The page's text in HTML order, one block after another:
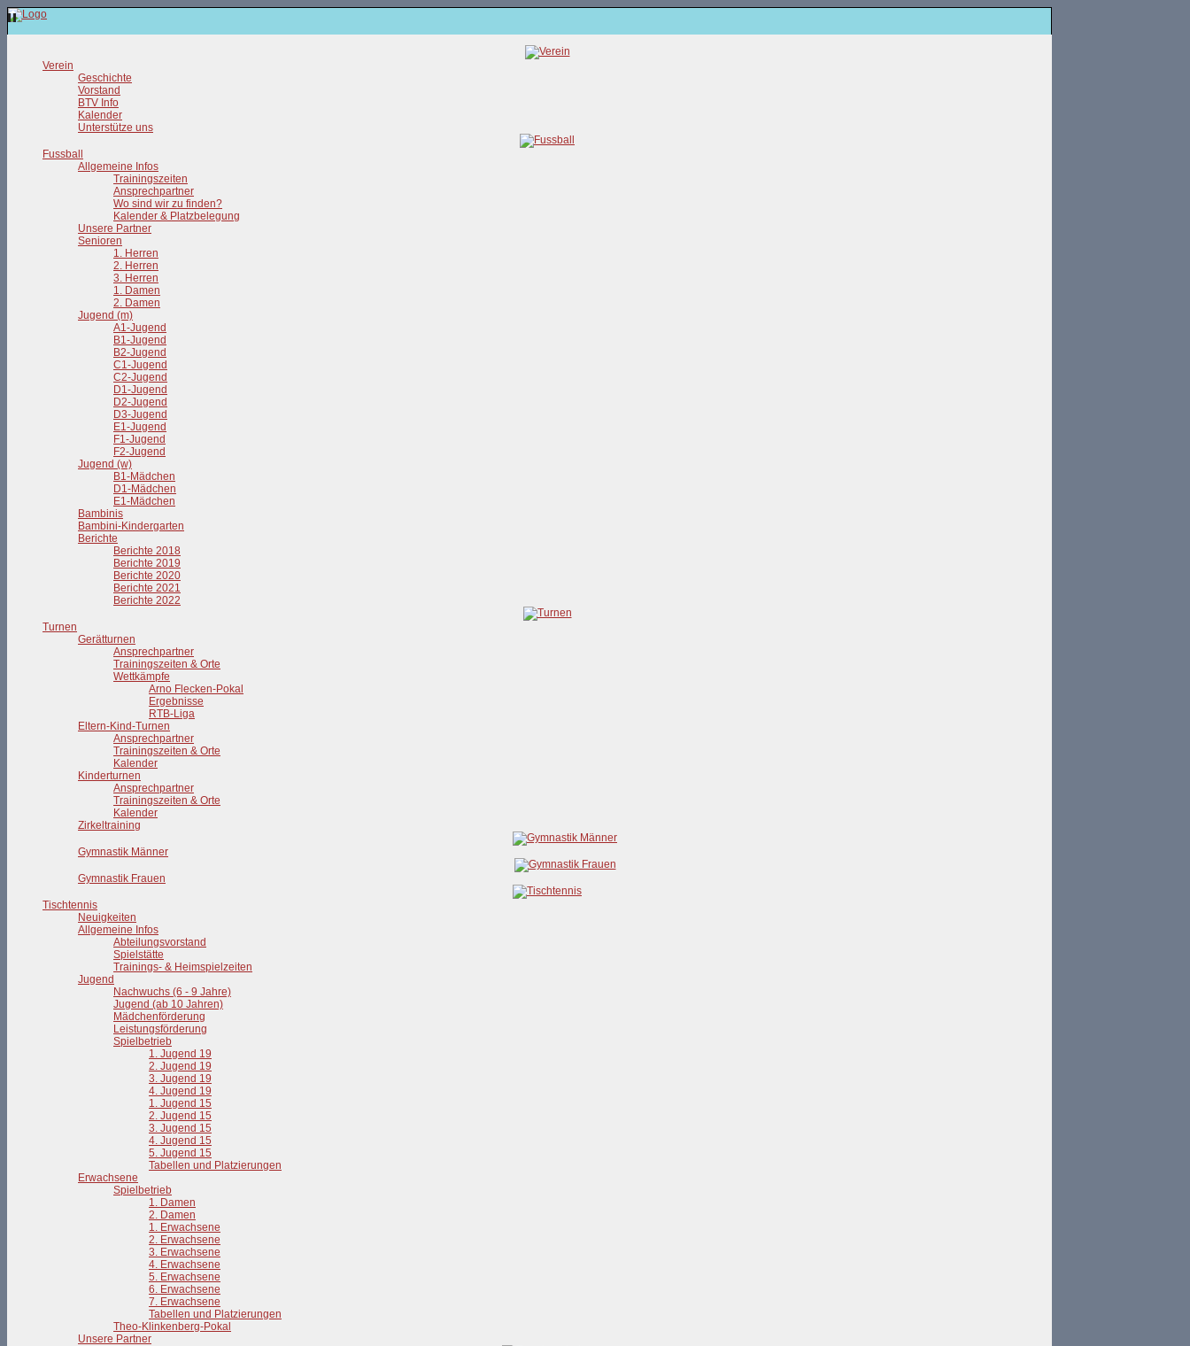
Verein
Geschichte
Vorstand
BTV Info
Kalender
Unterstütze uns
Fussball
Allgemeine Infos
Trainingszeiten
Ansprechpartner
Wo sind wir zu finden?
Kalender & Platzbelegung
Unsere Partner
Senioren
1. Herren
2. Herren
3. Herren
1. Damen
2. Damen
Jugend (m)
A1-Jugend
B1-Jugend
B2-Jugend
C1-Jugend
C2-Jugend
D1-Jugend
D2-Jugend
D3-Jugend
E1-Jugend
F1-Jugend
F2-Jugend
Jugend (w)
B1-Mädchen
D1-Mädchen
E1-Mädchen
Bambinis
Bambini-Kindergarten
Berichte
Berichte 2018
Berichte 2019
Berichte 2020
Berichte 2021
Berichte 2022
Turnen
Gerätturnen
Ansprechpartner
Trainingszeiten & Orte
Wettkämpfe
Arno Flecken-Pokal
Ergebnisse
RTB-Liga
Eltern-Kind-Turnen
Ansprechpartner
Trainingszeiten & Orte
Kalender
Kinderturnen
Ansprechpartner
Trainingszeiten & Orte
Kalender
Zirkeltraining
Gymnastik Männer
Gymnastik Frauen
Tischtennis
Neuigkeiten
Allgemeine Infos
Abteilungsvorstand
Spielstätte
Trainings- & Heimspielzeiten
Jugend
Nachwuchs (6 - 9 Jahre)
Jugend (ab 10 Jahren)
Mädchenförderung
Leistungsförderung
Spielbetrieb
1. Jugend 19
2. Jugend 19
3. Jugend 19
4. Jugend 19
1. Jugend 15
2. Jugend 15
3. Jugend 15
4. Jugend 15
5. Jugend 15
Tabellen und Platzierungen
Erwachsene
Spielbetrieb
1. Damen
2. Damen
1. Erwachsene
2. Erwachsene
3. Erwachsene
4. Erwachsene
5. Erwachsene
6. Erwachsene
7. Erwachsene
Tabellen und Platzierungen
Theo-Klinkenberg-Pokal
Unsere Partner